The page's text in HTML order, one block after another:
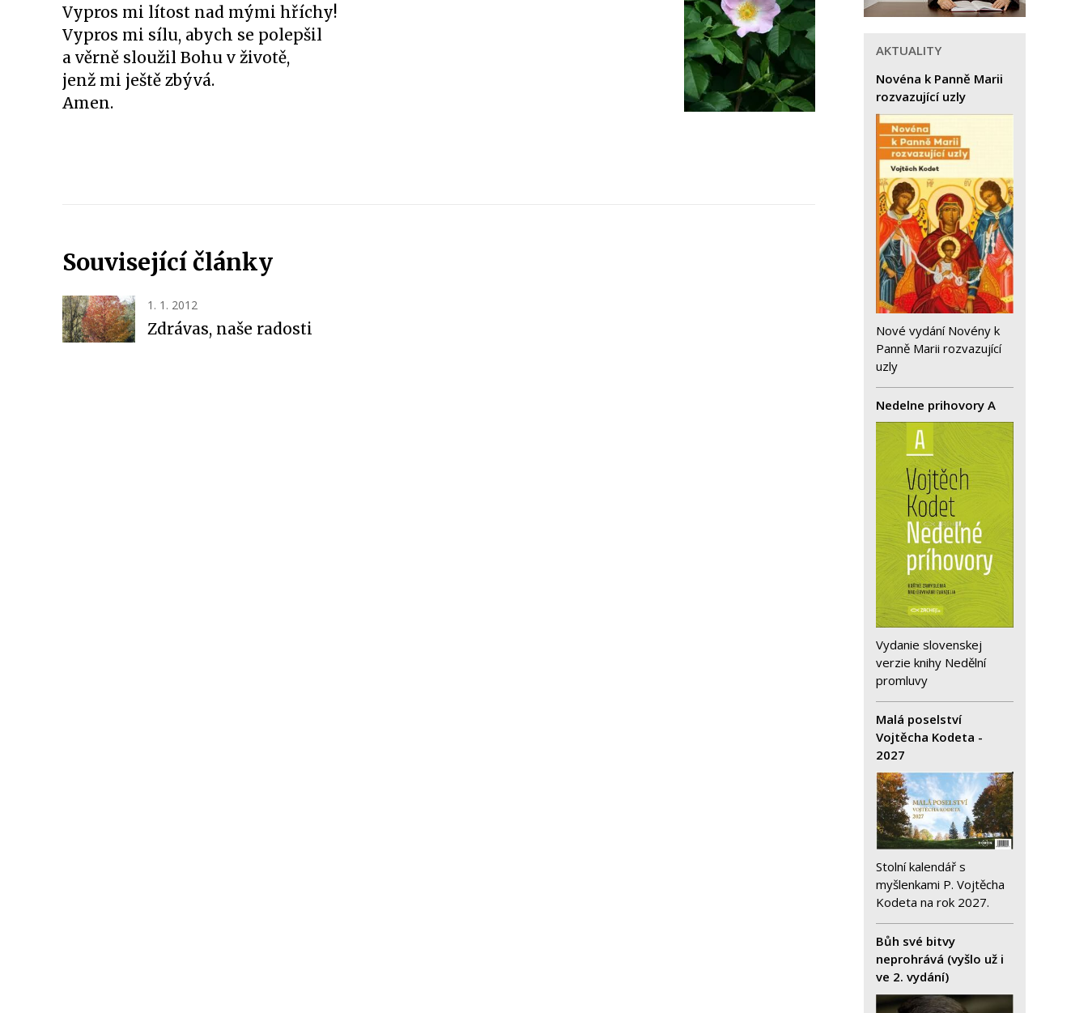
Vypros mi lítost nad mými hříchy!
Vypros mi sílu, abych se polepšil
a věrně sloužil Bohu v životě,
jenž mi ještě zbývá.
Amen.
Související články
1. 1. 2012
Zdrávas, naše radosti
AKTUALITY
Novéna k Panně Marii
rozvazující uzly
Nové vydání Novény k
Panně Marii rozvazující
uzly
Nedelne prihovory A
Vydanie slovenskej
verzie knihy Nedělní
promluvy
Malá poselství
Vojtěcha Kodeta -
2027
Stolní kalendář s
myšlenkami P. Vojtěcha
Kodeta na rok 2027.
Bůh své bitvy
neprohrává (vyšlo už i
ve 2. vydání)